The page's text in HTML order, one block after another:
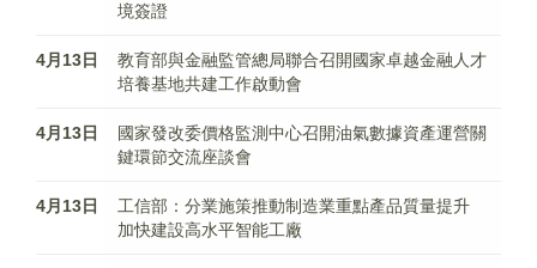
境簽證
4月13日
教育部與金融監管總局聯合召開國家卓越金融人才
培養基地共建工作啟動會
4月13日
國家發改委價格監測中心召開油氣數據資產運營關
鍵環節交流座談會
4月13日
工信部：分業施策推動制造業重點產品質量提升
加快建設高水平智能工廠